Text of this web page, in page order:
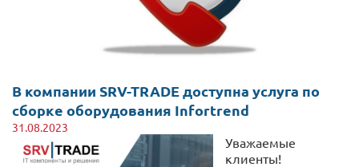
В компании SRV-TRADE доступна услуга по
сборке оборудования Infortrend
31.08.2023
Уважаемые
клиенты!